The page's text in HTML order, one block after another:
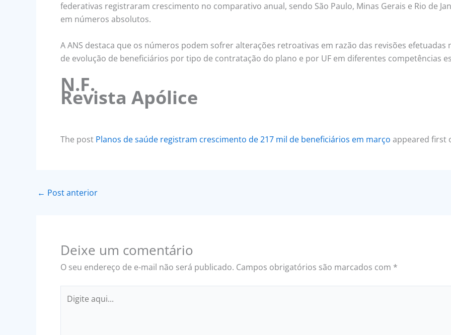
federativas registraram crescimento no comparativo anual, sendo São Paulo, Minas Gerais e Rio de
em números absolutos.
A ANS destaca que os números podem sofrer alterações retroativas em razão das revisões
de evolução de beneficiários por tipo de contratação do plano e por UF em diferentes competências
N.F.
Revista Apólice
The post Planos de saúde registram crescimento de 217 mil de beneficiários em março appeared first
← Post anterior
Deixe um comentário
O seu endereço de e-mail não será publicado. Campos obrigatórios são marcados com *
aqui...